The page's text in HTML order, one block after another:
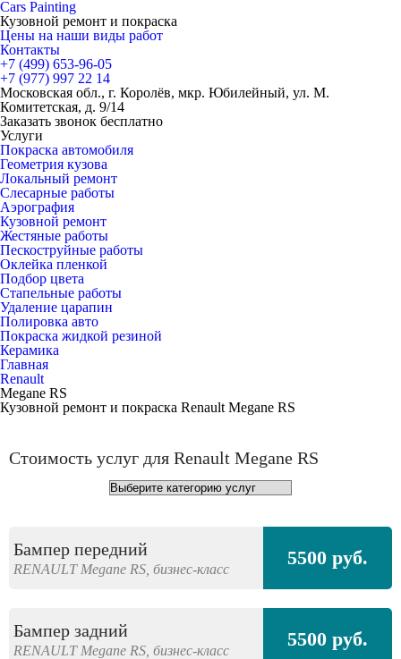
Cars Painting
Кузовной ремонт и покраска
Цены на наши виды работ
Контакты
+7 (499) 653-96-05
+7 (977) 997 22 14
Московская обл., г. Королёв, мкр. Юбилейный, ул. М.
Комитетская, д. 9/14
Заказать звонок бесплатно
Услуги
Покраска автомобиля
Геометрия кузова
Локальный ремонт
Слесарные работы
Аэрография
Кузовной ремонт
Жестяные работы
Пескоструйные работы
Оклейка пленкой
Подбор цвета
Стапельные работы
Удаление царапин
Полировка авто
Покраска жидкой резиной
Керамика
Главная
Renault
Megane RS
Кузовной ремонт и покраска Renault Megane RS
Стоимость услуг для Renault Megane RS
Бампер передний
RENAULT Megane RS, бизнес-класс 5500 руб.
Бампер задний
RENAULT Megane RS, бизнес-класс 5500 руб.